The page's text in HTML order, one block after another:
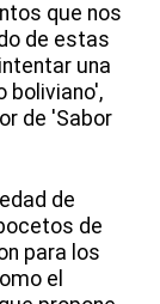
que nos
de estas
una
boliviano',
de 'Sabor
de
de
para los
el